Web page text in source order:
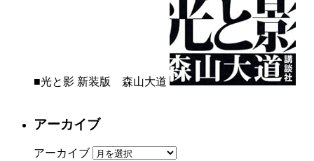
■光と影 新装版 森山大道
アーカイブ
アーカイブ